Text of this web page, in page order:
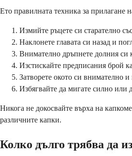
Ето правилната техника за прилагане
Измийте ръцете си старателно
Наклонете главата си назад и
Внимателно дръпнете долния си
Изстискайте предписания брой
Затворете окото си внимателно
Избягвайте да мигате силно или
Никога не докосвайте върха на
различните капки.
Колко дълго трябва да